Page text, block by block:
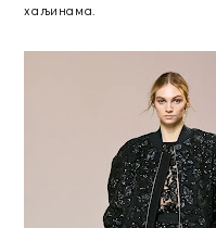
хаљинама.